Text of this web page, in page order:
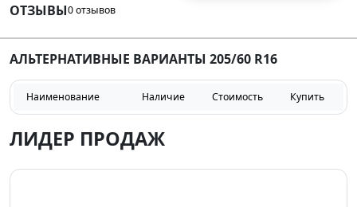
ОТЗЫВЫ0 отзывов
АЛЬТЕРНАТИВНЫЕ ВАРИАНТЫ 205/60 R16
Наименование Наличие Стоимость Купить
ЛИДЕР ПРОДАЖ